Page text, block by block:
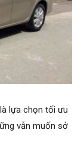
lựa chọn tối ưu
vẫn muốn sở